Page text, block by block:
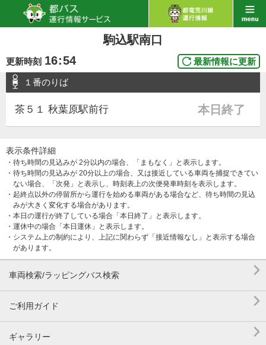
駒込駅南口
更新時刻 16:54 最新情報に更新
１番のりば
茶５１ 秋葉原駅前行 本日終了
表示条件詳細
・待ち時間の見込みが 2分以内の場合、「まもなく」と表示します。
・待ち時間の見込みが 20分以上の場合、又は接近している車両を捕捉できてい
ない場合、「次発」と表示し、時刻表上の次便発車時刻を表示します。
・起終点以外の停留所から運行を始める車両がある場合など、待ち時間の見込
みが大きく変化する場合があります。
・本日の運行が終了している場合「本日終了」と表示します。
・運休中の場合「本日運休」と表示します。
・システム上の制約により、上記に関わらず「接近情報なし」と表示する場合
があります。
車両検索/ラッピングバス検索 
ご利用ガイド 
ギャラリー 